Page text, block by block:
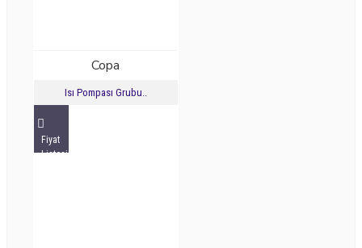
Copa
Isı Pompası Grubu..
Fiyat
Listesini